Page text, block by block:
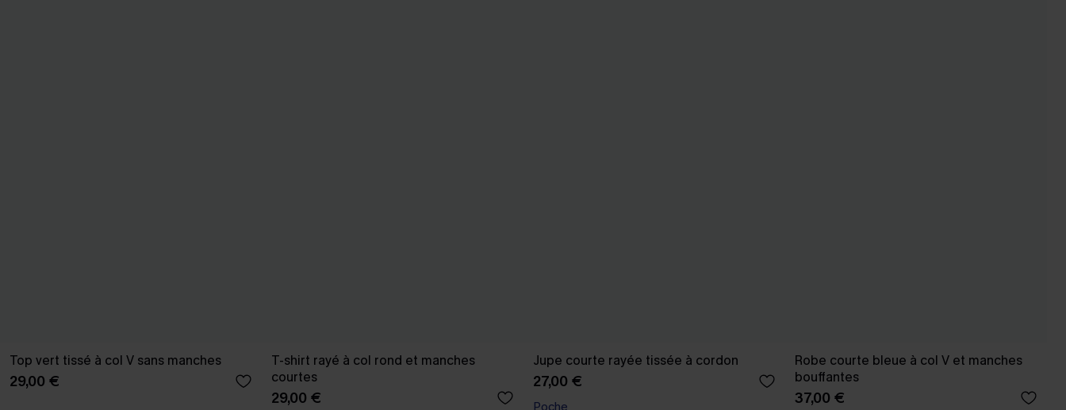
Top vert tissé à col V sans manches
29,00 €
T-shirt rayé à col rond et manches
courtes
29,00 €
Jupe courte rayée tissée à cordon
27,00 €
Poche
Robe courte bleue à col V et manches
bouffantes
37,00 €